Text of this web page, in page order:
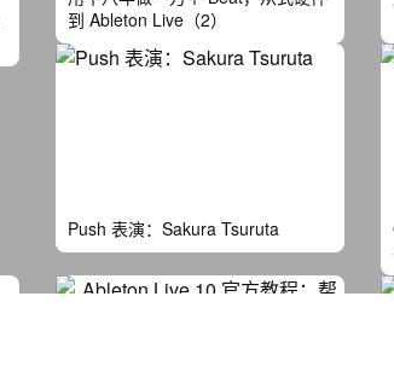
到 Ableton Live（2）
Push 表演：Sakura Tsuruta